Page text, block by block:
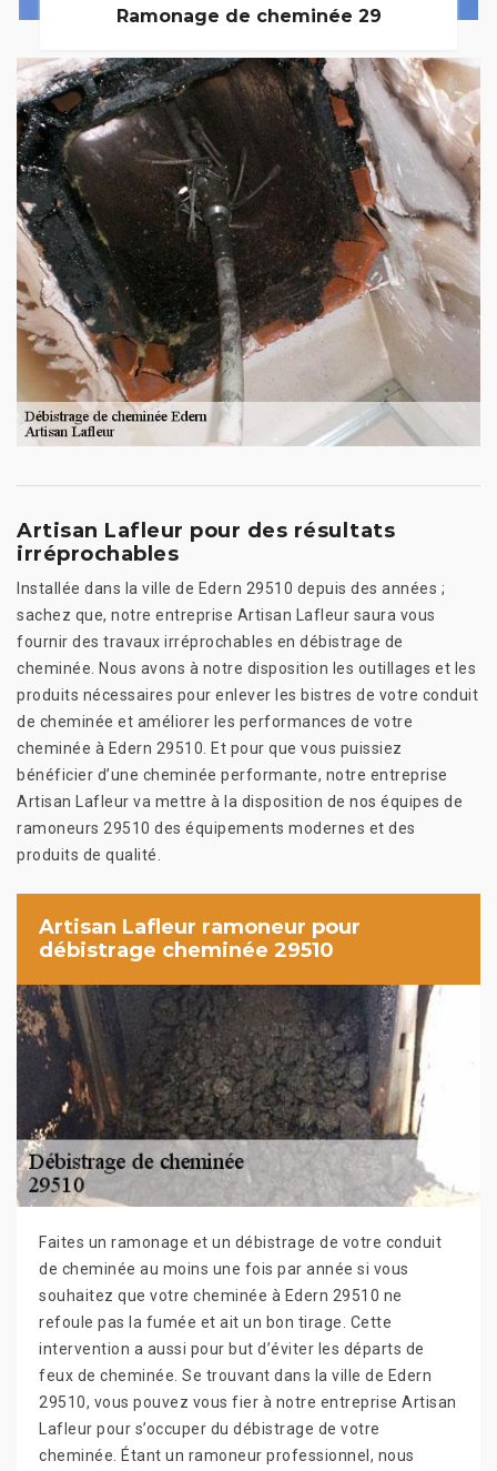
Ramonage de cheminée 29
Artisan Lafleur pour des résultats
irréprochables
Installée dans la ville de Edern 29510 depuis des années ;
sachez que, notre entreprise Artisan Lafleur saura vous
fournir des travaux irréprochables en débistrage de
cheminée. Nous avons à notre disposition les outillages et les
produits nécessaires pour enlever les bistres de votre conduit
de cheminée et améliorer les performances de votre
cheminée à Edern 29510. Et pour que vous puissiez
bénéficier d’une cheminée performante, notre entreprise
Artisan Lafleur va mettre à la disposition de nos équipes de
ramoneurs 29510 des équipements modernes et des
produits de qualité.
Artisan Lafleur ramoneur pour
débistrage cheminée 29510
Faites un ramonage et un débistrage de votre conduit
de cheminée au moins une fois par année si vous
souhaitez que votre cheminée à Edern 29510 ne
refoule pas la fumée et ait un bon tirage. Cette
intervention a aussi pour but d’éviter les départs de
feux de cheminée. Se trouvant dans la ville de Edern
29510, vous pouvez vous fier à notre entreprise Artisan
Lafleur pour s’occuper du débistrage de votre
cheminée. Étant un ramoneur professionnel, nous